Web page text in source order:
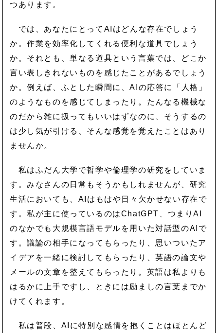
つあります。
では、あなたにとってAIはどんな存在でしょう
か。作業を効率化してくれる便利な道具でしょう
か。それとも、単なる道具という言葉では、どこか
言い表しきれないものを感じたことがあるでしょう
か。例えば、ふとした瞬間に、AIの応答に「人格」
のようなものを感じてしまったり。たんなる機械な
のだから雑に扱ってもいいはずなのに、そうするの
は少し気が引ける、そんな感覚を覚えたことはあり
ませんか。
私はふだん大学で哲学や倫理学の研究をしていま
す。みなさんの日常もそうかもしれませんが、研究
生活においても、AIはもはや日々欠かせない存在で
す。私が主に使っているのはChatGPT、つまりAI
のなかでも大規模言語モデルを用いた対話型のAIで
す。議論の相手になってもらったり、思いついたア
イデアを一緒に検討してもらったり、英語の論文や
メールの文章を整えてもらったり。英語は私よりも
はるかに上手ですし、ときには励ましの言葉までか
けてくれます。
私は普段、AIに特別な感情を抱くことはほとんど